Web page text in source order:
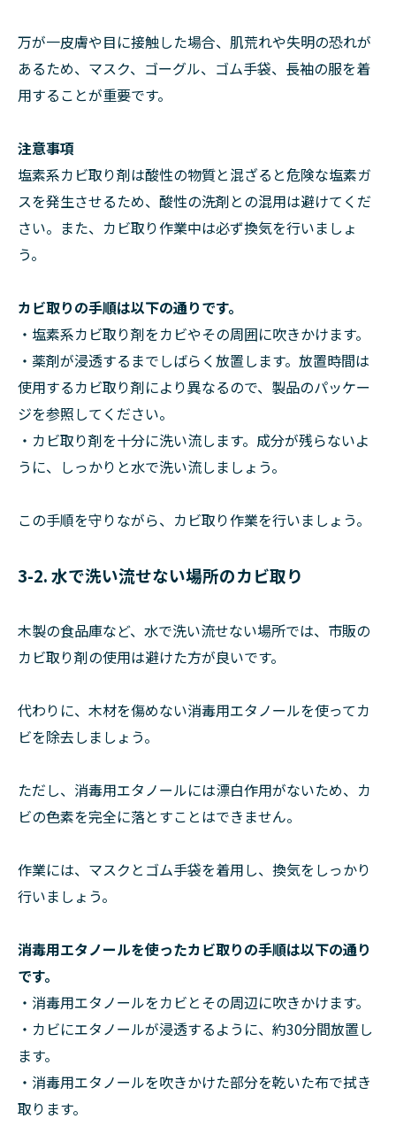
万が一皮膚や目に接触した場合、肌荒れや失明の恐れが
あるため、マスク、ゴーグル、ゴム手袋、長袖の服を着
用することが重要です。
注意事項
塩素系カビ取り剤は酸性の物質と混ざると危険な塩素ガ
スを発生させるため、酸性の洗剤との混用は避けてくだ
さい。また、カビ取り作業中は必ず換気を行いましょ
う。
カビ取りの手順は以下の通りです。
・塩素系カビ取り剤をカビやその周囲に吹きかけます。
・薬剤が浸透するまでしばらく放置します。放置時間は
使用するカビ取り剤により異なるので、製品のパッケー
ジを参照してください。
・カビ取り剤を十分に洗い流します。成分が残らないよ
うに、しっかりと水で洗い流しましょう。
この手順を守りながら、カビ取り作業を行いましょう。
3-2. 水で洗い流せない場所のカビ取り
木製の食品庫など、水で洗い流せない場所では、市販の
カビ取り剤の使用は避けた方が良いです。
代わりに、木材を傷めない消毒用エタノールを使ってカ
ビを除去しましょう。
ただし、消毒用エタノールには漂白作用がないため、カ
ビの色素を完全に落とすことはできません。
作業には、マスクとゴム手袋を着用し、換気をしっかり
行いましょう。
消毒用エタノールを使ったカビ取りの手順は以下の通り
です。
・消毒用エタノールをカビとその周辺に吹きかけます。
・カビにエタノールが浸透するように、約30分間放置し
ます。
・消毒用エタノールを吹きかけた部分を乾いた布で拭き
取ります。